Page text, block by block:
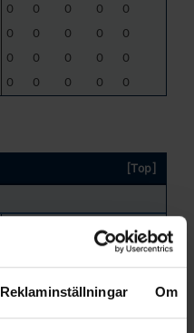
Reklaminställningar Om
0 0 0 0
0
0 0 0 0
0
0 0 0 0
0
0 0 0 0
0
[Top]
U
0 0